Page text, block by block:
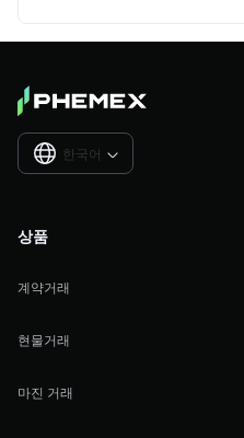
한국어 
상품
계약거래
현물거래
마진 거래